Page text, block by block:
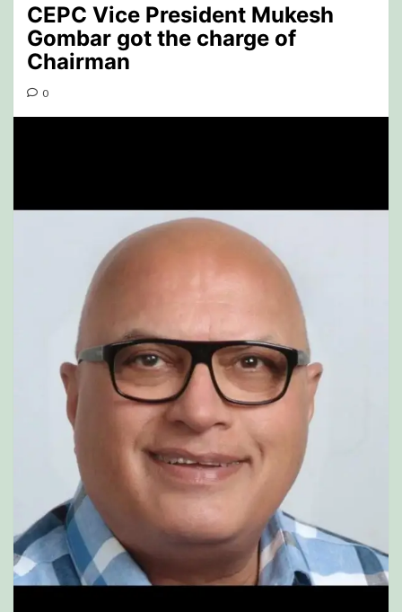
CEPC Vice President Mukesh
Gombar got the charge of
Chairman
0